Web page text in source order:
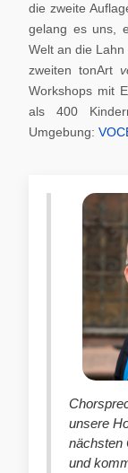
die zweite
gelang es uns,
Welt an die Lahn
zweiten tonArt
Workshops mit
als 400
Umgebung:
unsere
nächsten
und